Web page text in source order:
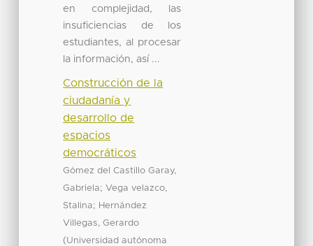
en complejidad, las
insuficiencias de los
estudiantes, al procesar
la información, así ...
Construcción de la
ciudadanía y
desarrollo de
espacios
democráticos
Gómez del Castillo Garay,
Gabriela;Vega velazco,
Stalina; Hernández
Villegas, Gerardo
(Universidad autónoma